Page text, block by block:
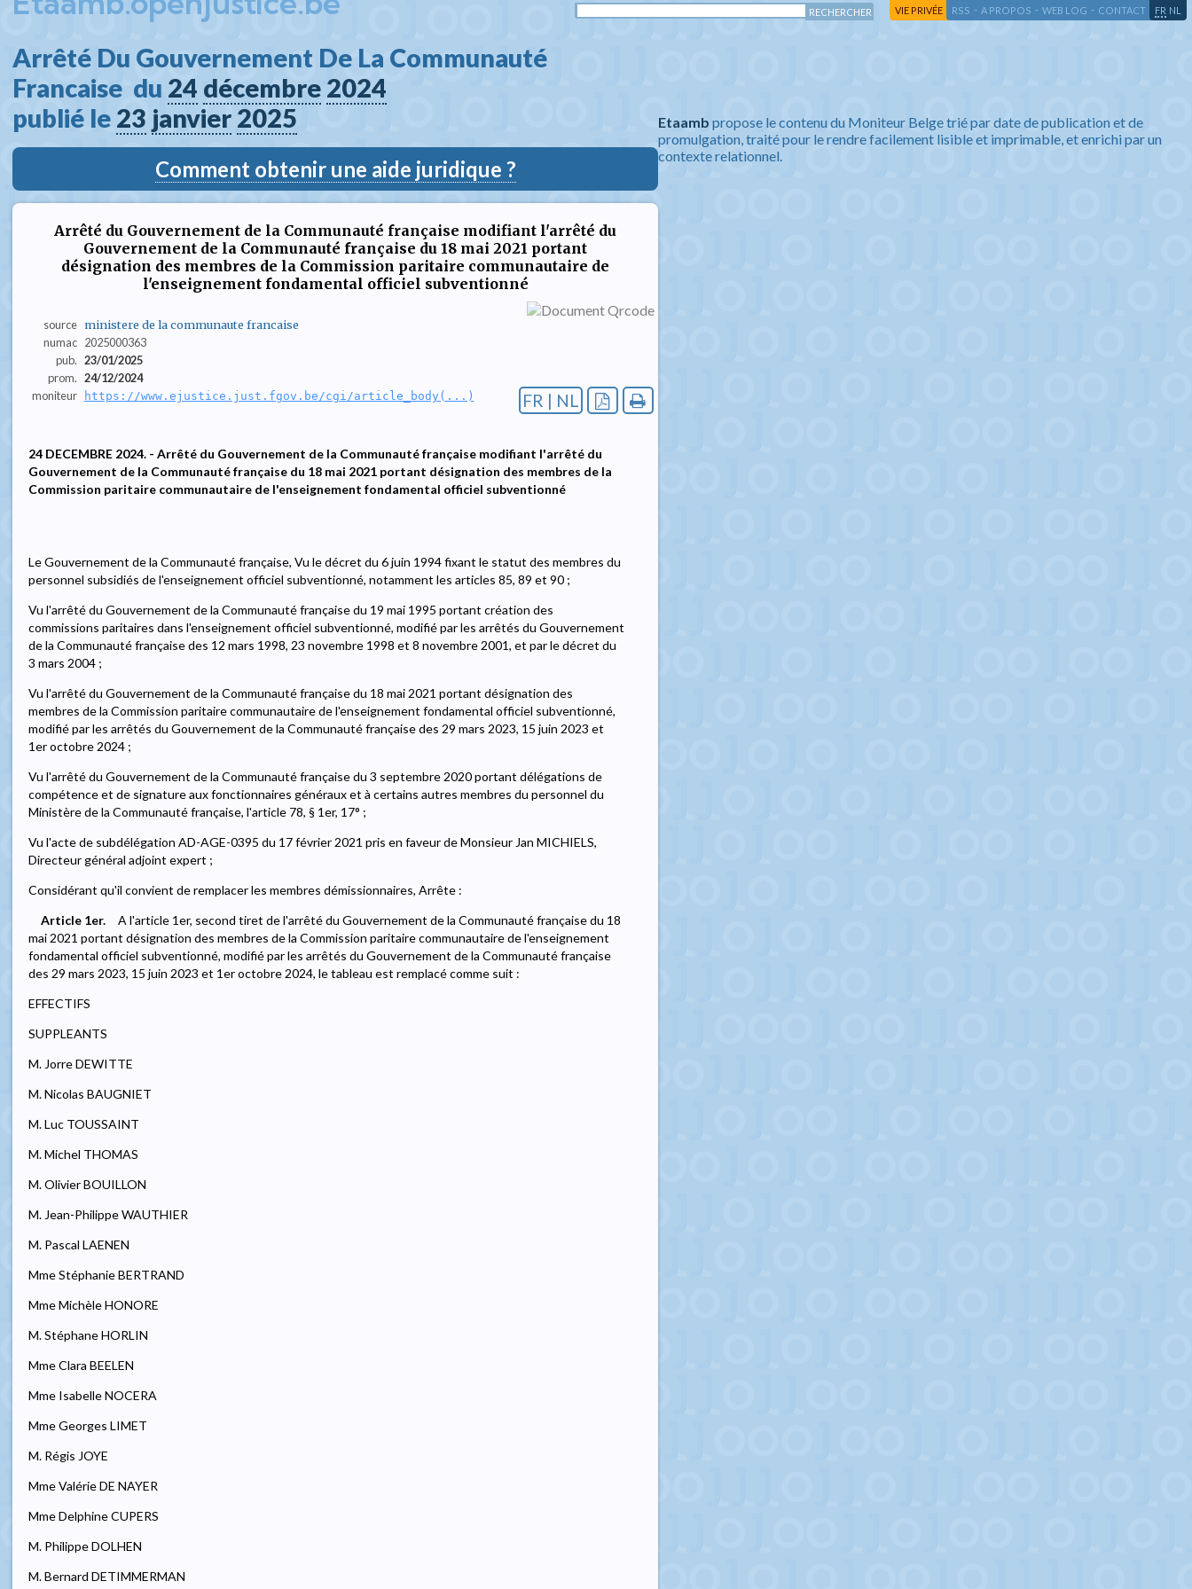
VIE PRIVÉE RSS - A PROPOS - WEB LOG - CONTACT FR NL
Arrêté Du Gouvernement De La Communauté
Francaise  du 24 décembre 2024
publié le 23 janvier 2025
Comment obtenir une aide juridique ?
Arrêté du Gouvernement de la Communauté française modifiant l'arrêté du
Gouvernement de la Communauté française du 18 mai 2021 portant
désignation des membres de la Commission paritaire communautaire de
l'enseignement fondamental officiel subventionné
source ministere de la communaute francaise
numac 2025000363
pub. 23/01/2025
prom. 24/12/2024
moniteur
https://www.ejustice.just.fgov.be/cgi/article_body(...) FR | NL
24 DECEMBRE 2024. - Arrêté du Gouvernement de la Communauté française modifiant l'arrêté du
Gouvernement de la Communauté française du 18 mai 2021 portant désignation des membres de la
Commission paritaire communautaire de l'enseignement fondamental officiel subventionné
Le Gouvernement de la Communauté française, Vu le décret du 6 juin 1994 fixant le statut des membres du
personnel subsidiés de l'enseignement officiel subventionné, notamment les articles 85, 89 et 90 ;
Vu l'arrêté du Gouvernement de la Communauté française du 19 mai 1995 portant création des
commissions paritaires dans l'enseignement officiel subventionné, modifié par les arrêtés du Gouvernement
de la Communauté française des 12 mars 1998, 23 novembre 1998 et 8 novembre 2001, et par le décret du
3 mars 2004 ;
Vu l'arrêté du Gouvernement de la Communauté française du 18 mai 2021 portant désignation des
membres de la Commission paritaire communautaire de l'enseignement fondamental officiel subventionné,
modifié par les arrêtés du Gouvernement de la Communauté française des 29 mars 2023, 15 juin 2023 et
1er octobre 2024 ;
Vu l'arrêté du Gouvernement de la Communauté française du 3 septembre 2020 portant délégations de
compétence et de signature aux fonctionnaires généraux et à certains autres membres du personnel du
Ministère de la Communauté française, l'article 78, § 1er, 17° ;
Vu l'acte de subdélégation AD-AGE-0395 du 17 février 2021 pris en faveur de Monsieur Jan MICHIELS,
Directeur général adjoint expert ;
Considérant qu'il convient de remplacer les membres démissionnaires, Arrête :
Article 1er.
A l'article 1er, second tiret de l'arrêté du Gouvernement de la Communauté française du 18
mai 2021 portant désignation des membres de la Commission paritaire communautaire de l'enseignement
fondamental officiel subventionné, modifié par les arrêtés du Gouvernement de la Communauté française
des 29 mars 2023, 15 juin 2023 et 1er octobre 2024, le tableau est remplacé comme suit :
EFFECTIFS
SUPPLEANTS
M. Jorre DEWITTE
M. Nicolas BAUGNIET
M. Luc TOUSSAINT
M. Michel THOMAS
M. Olivier BOUILLON
M. Jean-Philippe WAUTHIER
M. Pascal LAENEN
Mme Stéphanie BERTRAND
Mme Michèle HONORE
M. Stéphane HORLIN
Mme Clara BEELEN
Mme Isabelle NOCERA
Mme Georges LIMET
M. Régis JOYE
Mme Valérie DE NAYER
Mme Delphine CUPERS
M. Philippe DOLHEN
M. Bernard DETIMMERMAN
Etaamb propose le contenu du Moniteur Belge trié par date de publication et de
promulgation, traité pour le rendre facilement lisible et imprimable, et enrichi par un
contexte relationnel.